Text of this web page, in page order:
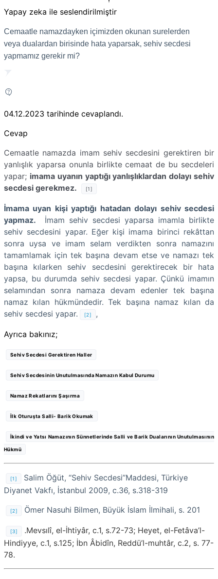
Yapay zeka ile seslendirilmiştir
Cemaatle namazdayken içimizden okunan surelerden
veya dualardan birisinde hata yaparsak, sehiv secdesi
yapmamız gerekir mi?
04.12.2023 tarihinde cevaplandı.
Cevap
Cemaatle namazda imam sehiv secdesini gerektiren bir
yanlışlık yaparsa onunla birlikte cemaat de bu secdeleri
yapar; imama uyanın yaptığı yanlışlıklardan dolayı sehiv
secdesi gerekmez.
[1]
İmama uyan kişi yaptığı hatadan dolayı sehiv secdesi
yapmaz. İmam sehiv secdesi yaparsa imamla birlikte
sehiv secdesini yapar. Eğer kişi imama birinci rekâttan
sonra uysa ve imam selam verdikten sonra namazını
tamamlamak için tek başına devam etse ve namazı tek
başına kılarken sehiv secdesini gerektirecek bir hata
yapsa, bu durumda sehiv secdesi yapar. Çünkü imamın
selamından sonra namaza devam edenler tek başına
namaz kılan hükmündedir. Tek başına namaz kılan da
sehiv secdesi yapar.
[2] ,
Ayrıca bakınız;
Sehiv Secdesi Gerektiren Haller
Sehiv Secdesinin Unutulmasında Namazın Kabul Durumu
Namaz Rekatlarını Şaşırma
İlk Oturuşta Salli- Barik Okumak
İkindi ve Yatsı Namazının Sünnetlerinde Salli ve Barik Dualarının Unutulmasının
Hükmü
[1]
Salim Öğüt, “Sehiv Secdesi”Maddesi, Türkiye
Diyanet Vakfı, İstanbul 2009, c.36, s.318-319
[2] Ömer Nasuhi Bilmen, Büyük İslam İlmihali, s. 201
[3]
.Mevsılî, el-İhtiyâr, c.1, s.72-73; Heyet, el-Fetâva’l-
Hindiyye, c.1, s.125; İbn Âbidîn, Reddü’l-muhtâr, c.2, s. 77-
78.